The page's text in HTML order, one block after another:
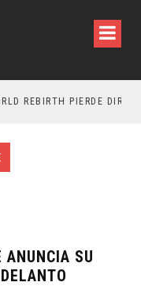
REBIRTH PIERDE
ANUNCIA SU